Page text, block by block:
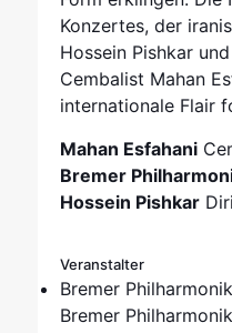
Konzertes, der
Hossein Pishkar
Cembalist Mahan
internationale Flair
Mahan Esfahani
Bremer
Hossein Pishkar
Veranstalter
Bremer
Bremer